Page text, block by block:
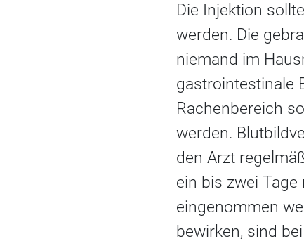
Die Injektion
werden. Die
niemand im
gastrointestinale
Rachenbereich
werden.
den Arzt
ein bis zwei
eingenommen
bewirken, sind